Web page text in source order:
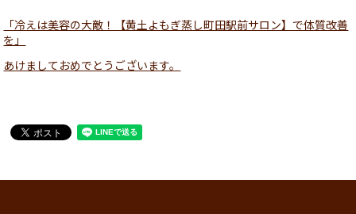
「冷えは美容の大敵！【黄土よもぎ蒸し町田駅前サロン】で体質改善
を」
あけましておめでとうございます。